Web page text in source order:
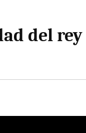
del